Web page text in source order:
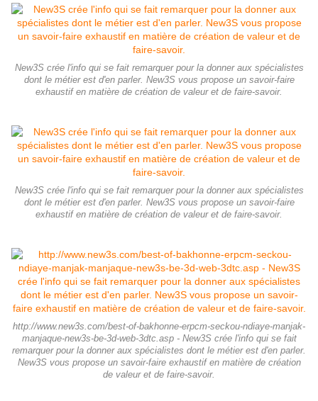
New3S crée l'info qui se fait remarquer pour la donner aux spécialistes
dont le métier est d'en parler. New3S vous propose un savoir-faire
exhaustif en matière de création de valeur et de faire-savoir.
New3S crée l'info qui se fait remarquer pour la donner aux spécialistes
dont le métier est d'en parler. New3S vous propose un savoir-faire
exhaustif en matière de création de valeur et de faire-savoir.
http://www.new3s.com/best-of-bakhonne-erpcm-seckou-ndiaye-manjak-
manjaque-new3s-be-3d-web-3dtc.asp - New3S crée l'info qui se fait
remarquer pour la donner aux spécialistes dont le métier est d'en parler.
New3S vous propose un savoir-faire exhaustif en matière de création
de valeur et de faire-savoir.